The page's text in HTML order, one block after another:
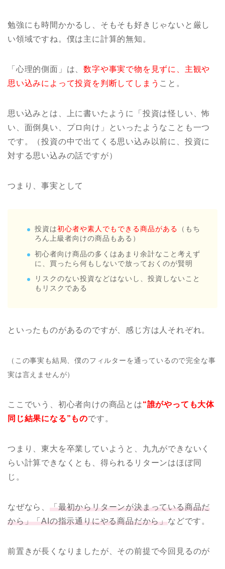
勉強にも時間かかるし、そもそも好きじゃないと厳し
い領域ですね。僕は主に計算的無知。
「心理的側面」は、数字や事実で物を見ずに、主観や
思い込みによって投資を判断してしまう こと。
思い込みとは、上に書いたように「投資は怪しい、怖
い、面倒臭い、プロ向け」といったようなことも一つ
です。（投資の中で出てくる思い込み以前に、投資に
対する思い込みの話ですが）
つまり、事実として
投資は初心者や素人でもできる商品がある
（もち
ろん上級者向けの商品もある）
初心者向け商品の多くはあまり余計なこと考えず
に、買ったら何もしないで放っておくのが賢明
リスクのない投資などはないし、投資しないこと
もリスクである
といったものがあるのですが、感じ方は人それぞれ。
（この事実も結局、僕のフィルターを通っているので完全な事
実は言えませんが）
ここでいう、初心者向けの商品とは“誰がやっても大体
同じ結果になる”ものです。
つまり、東大を卒業していようと、九九ができないく
らい計算できなくとも、得られるリターンはほぼ同
じ。
なぜなら、 「最初からリターンが決まっている商品だ
から」「AIの指示通りにやる商品だから」などです。
前置きが長くなりましたが、その前提で今回見るのが